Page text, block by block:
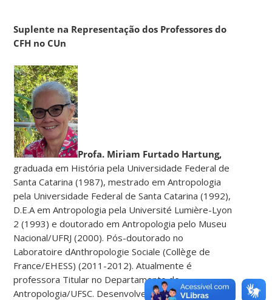
Suplente na Representação dos Professores do
CFH no CUn
Profa. Miriam Furtado Hartung,
graduada em História pela Universidade Federal de
Santa Catarina (1987), mestrado em Antropologia
pela Universidade Federal de Santa Catarina (1992),
D.E.A em Antropologia pela Université Lumière-Lyon
2 (1993) e doutorado em Antropologia pelo Museu
Nacional/UFRJ (2000). Pós-doutorado no
Laboratoire dAnthropologie Sociale (Collège de
France/EHESS) (2011-2012). Atualmente é
professora Titular no Departamento de
Antropologia/UFSC. Desenvolve pesquisas nas